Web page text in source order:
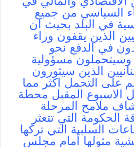
السياسي من جميع
في البلد بحيث ان
الذين يقفون وراء
في الدفع نحو
وسيتحملون مسؤولية
الذين سيثورون
على التحمل اكثر مما
الاسبوع المقبل محطة
ملامح المرحلة
الحكومة التي تتعثر
السلبية التي تركها
مثولها أمام مجلس